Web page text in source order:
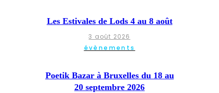
Les Estivales de Lods 4 au 8 août
3 août 2026
évènements
Poetik Bazar à Bruxelles du 18 au
20 septembre 2026